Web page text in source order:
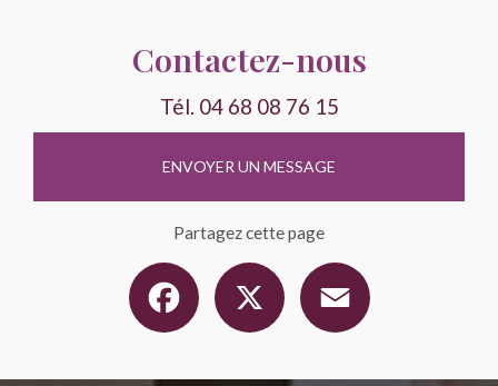
Contactez-nous
Tél. 04 68 08 76 15
ENVOYER UN MESSAGE
Partagez cette page
Facebook